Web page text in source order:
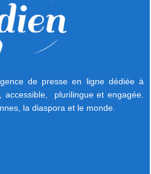
de presse en ligne dédiée à
accessible, plurilingue et engagée.
la diaspora et le monde.